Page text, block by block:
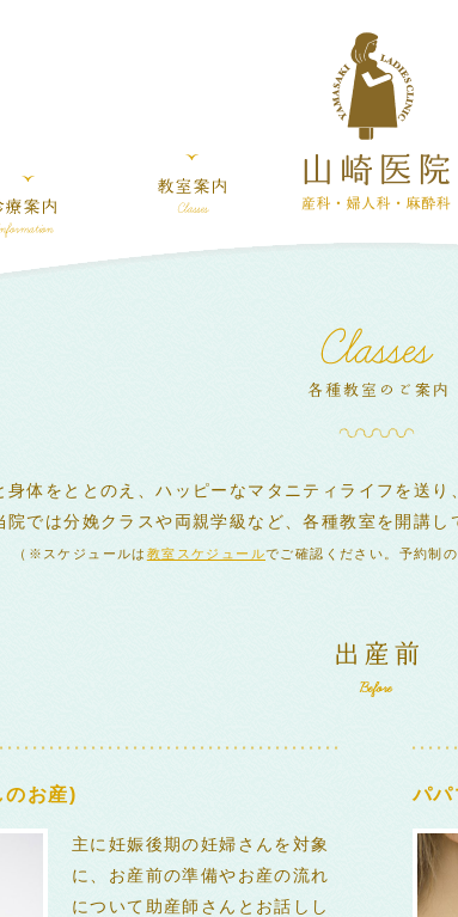
身体をととのえ、ハッピーなマタニティライフを送り
院では分娩クラスや両親学級など、各種教室を開講し
（※スケジュールは 教室スケジュールでご確認ください。予約制
のお産)
主に妊娠後期の妊婦さんを対象
に、お産前の準備やお産の流れ
について助産師さんとお話しし
パパ